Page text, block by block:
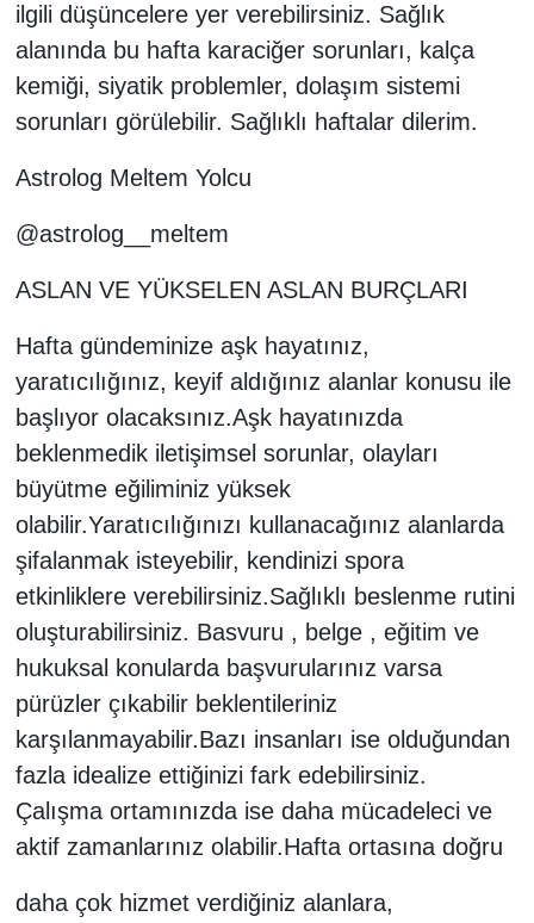
ilgili düşüncelere yer verebilirsiniz. Sağlık
alanında bu hafta karaciğer sorunları, kalça
kemiği, siyatik problemler, dolaşım sistemi
sorunları görülebilir. Sağlıklı haftalar dilerim.
Astrolog Meltem Yolcu
@astrolog__meltem
ASLAN VE YÜKSELEN ASLAN BURÇLARI
Hafta gündeminize aşk hayatınız,
yaratıcılığınız, keyif aldığınız alanlar konusu ile
başlıyor olacaksınız.Aşk hayatınızda
beklenmedik iletişimsel sorunlar, olayları
büyütme eğiliminiz yüksek
olabilir.Yaratıcılığınızı kullanacağınız alanlarda
şifalanmak isteyebilir, kendinizi spora
etkinliklere verebilirsiniz.Sağlıklı beslenme rutini
oluşturabilirsiniz. Basvuru , belge , eğitim ve
hukuksal konularda başvurularınız varsa
pürüzler çıkabilir beklentileriniz
karşılanmayabilir.Bazı insanları ise olduğundan
fazla idealize ettiğinizi fark edebilirsiniz.
Çalışma ortamınızda ise daha mücadeleci ve
aktif zamanlarınız olabilir.Hafta ortasına doğru
daha çok hizmet verdiğiniz alanlara,